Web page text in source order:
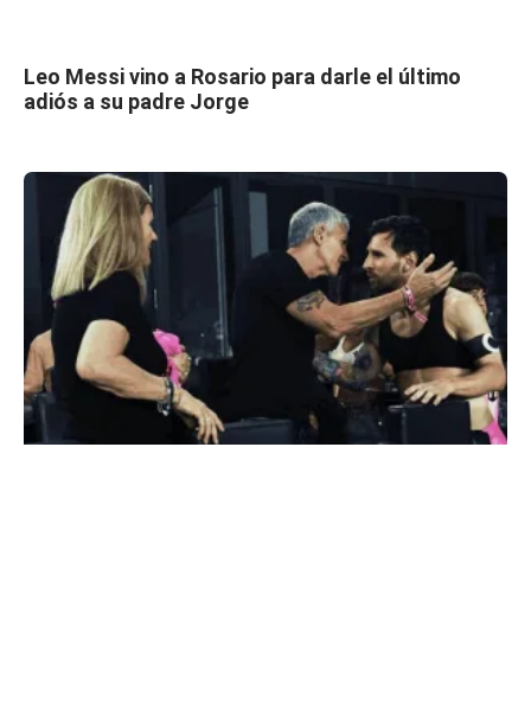
Leo Messi vino a Rosario para darle el último
adiós a su padre Jorge